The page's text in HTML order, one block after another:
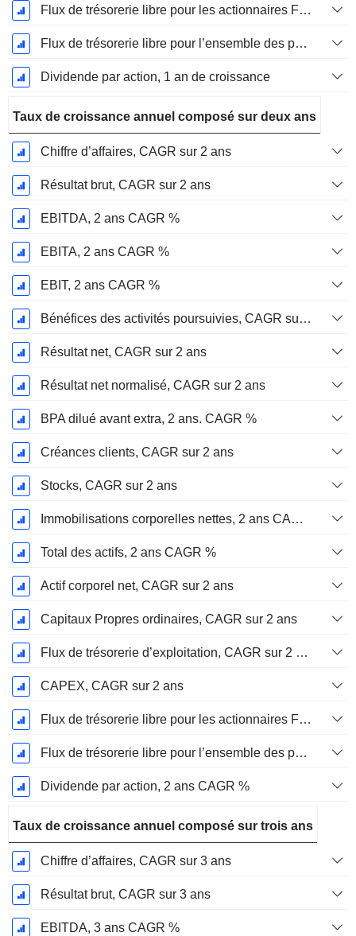
Flux de trésorerie libre pour les actionnaires FCFE, Croissance 1 an
Flux de trésorerie libre pour l’ensemble des pourvoyeurs de fonds (créanciers et actionnaires) FCFF, Croissance 1 an
Dividende par action, 1 an de croissance
Taux de croissance annuel composé sur deux ans
Chiffre d’affaires, CAGR sur 2 ans
Résultat brut, CAGR sur 2 ans
EBITDA, 2 ans CAGR %
EBITA, 2 ans CAGR %
EBIT, 2 ans CAGR %
Bénéfices des activités poursuivies, CAGR sur 2 ans
Résultat net, CAGR sur 2 ans
Résultat net normalisé, CAGR sur 2 ans
BPA dilué avant extra, 2 ans. CAGR %
Créances clients, CAGR sur 2 ans
Stocks, CAGR sur 2 ans
Immobilisations corporelles nettes, 2 ans CAGR %
Total des actifs, 2 ans CAGR %
Actif corporel net, CAGR sur 2 ans
Capitaux Propres ordinaires, CAGR sur 2 ans
Flux de trésorerie d’exploitation, CAGR sur 2 ans
CAPEX, CAGR sur 2 ans
Flux de trésorerie libre pour les actionnaires FCFE, CAGR sur 2 ans
Flux de trésorerie libre pour l’ensemble des pourvoyeurs de fonds (créanciers et actionnaires) FCFF, CAGR sur 2 ans
Dividende par action, 2 ans CAGR %
Taux de croissance annuel composé sur trois ans
Chiffre d’affaires, CAGR sur 3 ans
Résultat brut, CAGR sur 3 ans
EBITDA, 3 ans CAGR %